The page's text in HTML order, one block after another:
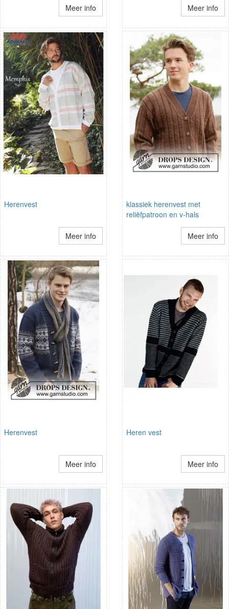
Meer info Meer info
Herenvest
Meer info
klassiek herenvest met
reliëfpatroon en v-hals
Meer info
Herenvest
Meer info
Heren vest
Meer info